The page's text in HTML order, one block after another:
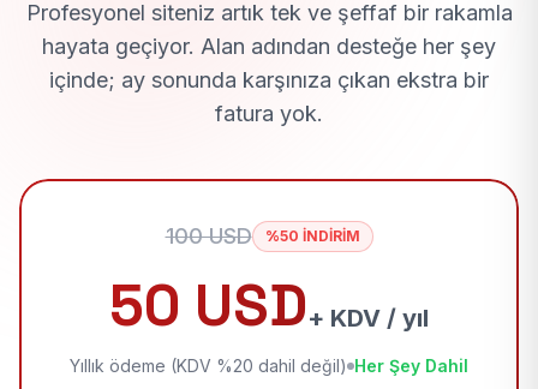
Profesyonel siteniz artık tek ve şeffaf bir rakamla
hayata geçiyor. Alan adından desteğe her şey
içinde; ay sonunda karşınıza çıkan ekstra bir
fatura yok.
100 USD %50 İNDİRİM
50 USD+ KDV / yıl
Yıllık ödeme (KDV %20 dahil değil) Her Şey Dahil